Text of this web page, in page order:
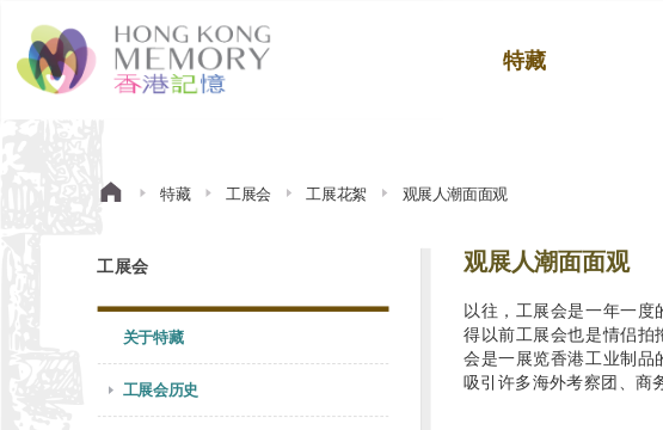
特藏
特藏 工展会 工展花絮 观展人潮面面观
工展会
关于特藏
工展会历史
观展人潮面面观
以往，工展会是一年一
得以前工展会也是情侣拍
会是一展览香港工业制品
吸引许多海外考察团、商